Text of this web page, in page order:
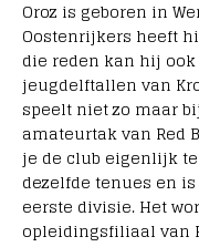
Oroz is geboren in
Oostenrijkers heeft
die reden kan hij
jeugdelftallen van
speelt niet zo maar
amateurtak van Red
je de club eigenlijk
dezelfde tenues en
eerste divisie. Het
opleidingsfiliaal van